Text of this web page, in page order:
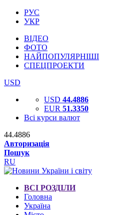
РУС
УКР
ВІДЕО
ФОТО
НАЙПОПУЛЯРНІШІ
СПЕЦПРОЕКТИ
USD
USD 44.4886
EUR 51.3350
Всі курси валют
44.4886
Авторизація
Пошук
RU
ВСІ РОЗДІЛИ
Головна
Україна